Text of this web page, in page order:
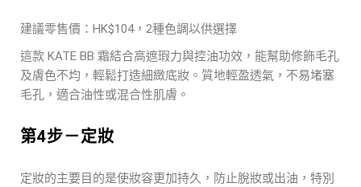
建議零售價：HK$104，2種色調以供選擇
這款 KATE BB 霜結合高遮瑕力與控油功效，能幫助修飾毛孔
及膚色不均，輕鬆打造細緻底妝。質地輕盈透氣，不易堵塞
毛孔，適合油性或混合性肌膚。
第4步－定妝
定妝的主要目的是使妝容更加持久，防止脫妝或出油，特別